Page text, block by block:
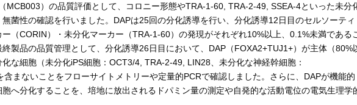
MCB003）の品質評価として、コロニー形態やTRA-1-60, TRA-2-49, SSEA-4といった未分
菌性の確認を行いました。DAPは25回の分化誘導を行い、分化誘導12日目のセルソーティ
（CORIN）・未分化マーカー（TRA-1-60）の発現がそれぞれ10%以上、0.1%未満である
製品の品質管理として、分化誘導26日目において、DAP（FOXA2+TUJ1+）が主体（80%
化な細胞（未分化iPS細胞：OCT3/4, TRA-2-49, LIN28、未分化な神経幹細胞：
含まないことをフローサイトメトリーや定量的PCRで確認しました。さらに、DAPが機能的
へ分化することを、培地に放出されるドパミン量の測定や自発的な活動電位の電気生理学